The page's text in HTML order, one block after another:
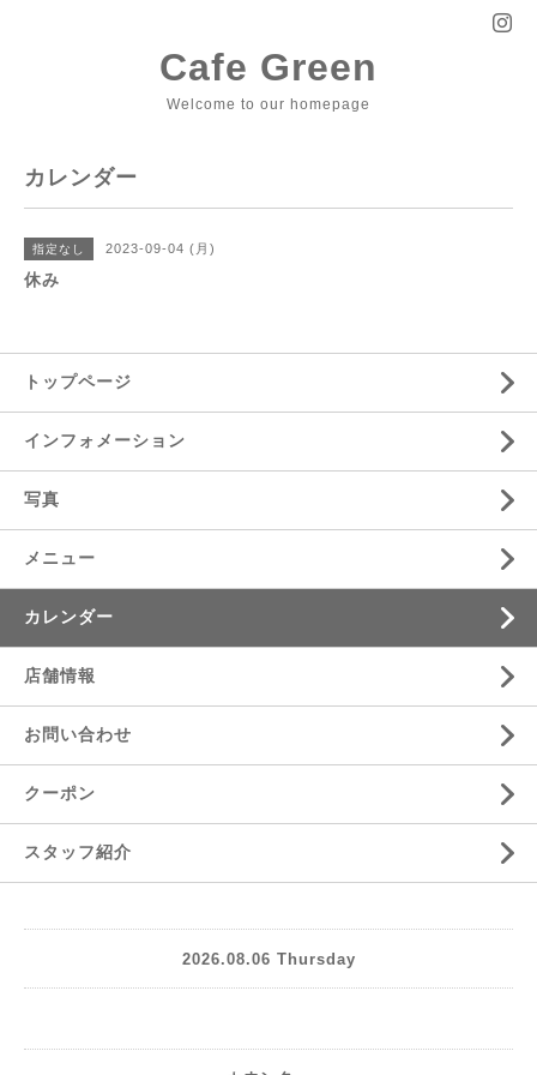
Cafe Green
Welcome to our homepage
カレンダー
指定なし 2023-09-04 (月)
休み
トップページ
インフォメーション
写真
メニュー
カレンダー
店舗情報
お問い合わせ
クーポン
スタッフ紹介
2026.08.06 Thursday